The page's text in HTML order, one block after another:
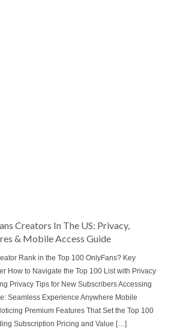
Creators In The US: Privacy,
& Mobile Access Guide
Rank in the Top 100 OnlyFans? Key
How to Navigate the Top 100 List with Privacy
Privacy Tips for New Subscribers Accessing
Seamless Experience Anywhere Mobile
Premium Features That Set the Top 100
Subscription Pricing and Value […]